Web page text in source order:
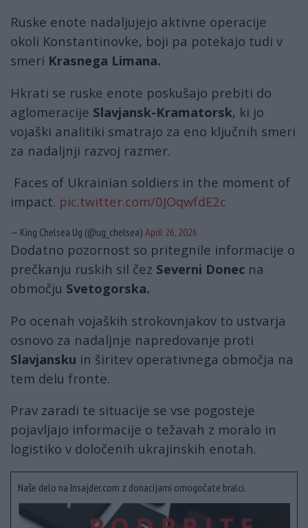
Ruske enote nadaljujejo aktivne operacije
okoli Konstantinovke, boji pa potekajo tudi v
smeri Krasnega Limana.
Hkrati se ruske enote poskušajo prebiti do
aglomeracije Slavjansk-Kramatorsk, ki jo
vojaški analitiki smatrajo za eno ključnih smeri
za nadaljnji razvoj razmer.
Faces of Ukrainian soldiers in the moment of
impact. pic.twitter.com/0JOqwfdE2c
— King Chelsea Ug (@ug_chelsea) April 26, 2026
Dodatno pozornost so pritegnile informacije o
prečkanju ruskih sil čez Severni Donec na
območju Svetogorska.
Po ocenah vojaških strokovnjakov to ustvarja
osnovo za nadaljnje napredovanje proti
Slavjansku in širitev operativnega območja na
tem delu fronte.
Prav zaradi te situacije se vse pogosteje
pojavljajo informacije o težavah z moralo in
logistiko v določenih ukrajinskih enotah.
Naše delo na Insajder.com z donacijami omogočate bralci.